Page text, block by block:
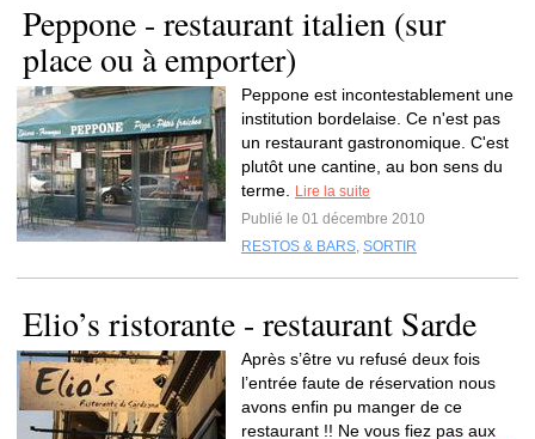
Peppone - restaurant italien (sur
place ou à emporter)
Peppone est incontestablement une
institution bordelaise. Ce n'est pas
un restaurant gastronomique. C'est
plutôt une cantine, au bon sens du
terme.
Lire la suite
Publié le 01 décembre 2010
RESTOS & BARS, SORTIR
Elio’s ristorante - restaurant Sarde
Après s’être vu refusé deux fois
l’entrée faute de réservation nous
avons enfin pu manger de ce
restaurant !! Ne vous fiez pas aux